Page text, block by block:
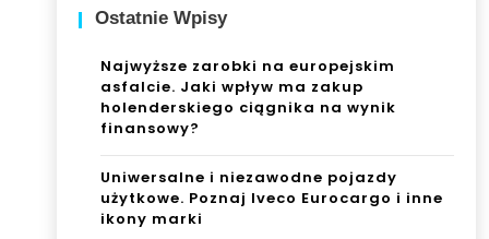
Ostatnie Wpisy
Najwyższe zarobki na europejskim
asfalcie. Jaki wpływ ma zakup
holenderskiego ciągnika na wynik
finansowy?
Uniwersalne i niezawodne pojazdy
użytkowe. Poznaj Iveco Eurocargo i inne
ikony marki